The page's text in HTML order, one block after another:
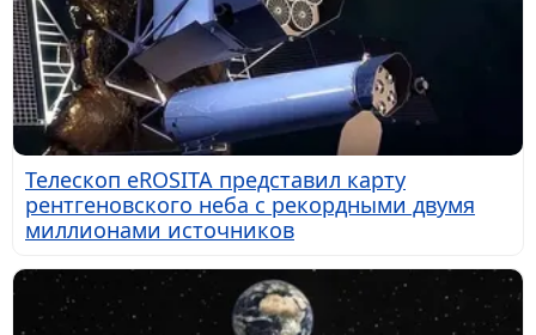
Телескоп eROSITA представил карту
рентгеновского неба с рекордными двумя
миллионами источников